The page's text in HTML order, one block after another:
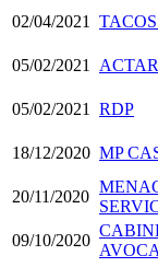
02/04/2021
05/02/2021
05/02/2021
RDP
18/12/2020 MP
20/11/2020
09/10/2020